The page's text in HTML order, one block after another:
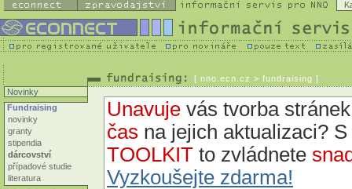
[ nno.ecn.cz > fundraising ]
Novinky
Fundraising
novinky
granty
stipendia
dárcovství
případové studie
literatura
Unavuje vás tvorba
čas na jejich aktualizaci? S
TOOLKIT to zvládnete
Vyzkoušejte zdarma!